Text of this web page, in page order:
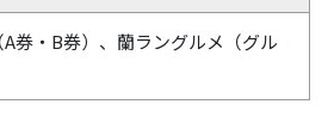
券・B券）、蘭ラングルメ（グル